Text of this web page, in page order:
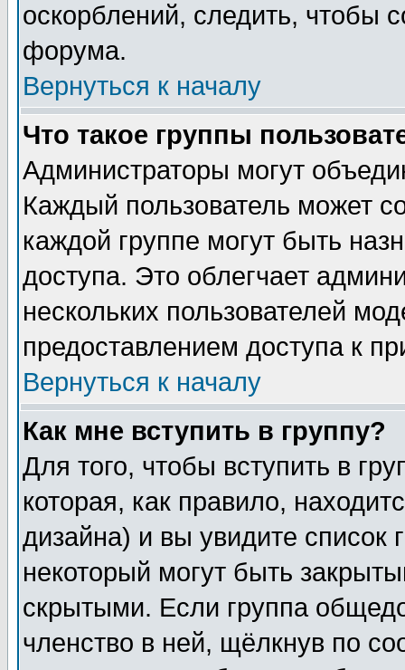
оскорблений, следить, чтобы
форума.
Вернуться к началу
Что такое группы
Администраторы могут
Каждый пользователь может
каждой группе могут быть
доступа. Это облегчает
нескольких пользователей
предоставлением доступа к
Вернуться к началу
Как мне вступить в группу?
Для того, чтобы вступить в
которая, как правило,
дизайна) и вы увидите список
некоторый могут быть
скрытыми. Если группа
членство в ней, щёлкнув по